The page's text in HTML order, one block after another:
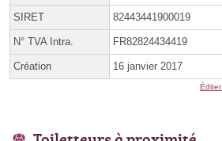
SIRET 82443441900019
N° TVA Intra. FR82824434419
Création 16 janvier 2017